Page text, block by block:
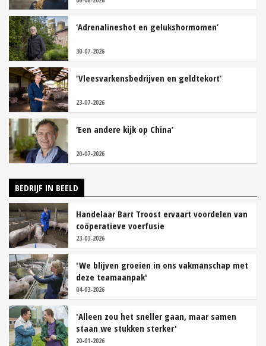
‘Adrenalineshot en gelukshormomen’
30-07-2026
‘Vleesvarkensbedrijven en geldtekort’
23-07-2026
‘Een andere kijk op China’
20-07-2026
BEDRIJF IN BEELD
Handelaar Bart Troost ervaart voordelen van
coöperatieve voerfusie
23-03-2026
'We blijven groeien in ons vakmanschap met
deze teamaanpak'
04-03-2026
'Alleen zou het sneller gaan, maar samen
staan we stukken sterker'
20-01-2026